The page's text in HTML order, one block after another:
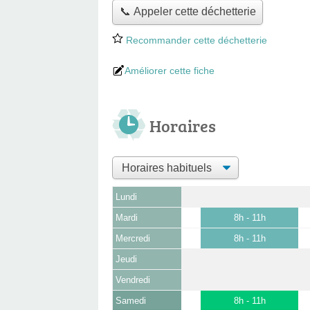
📞 Appeler cette déchetterie
Recommander cette déchetterie
Améliorer cette fiche
Horaires
Lundi
Mardi 8h - 11h
Mercredi 8h - 11h
Jeudi
Vendredi
Samedi 8h - 11h